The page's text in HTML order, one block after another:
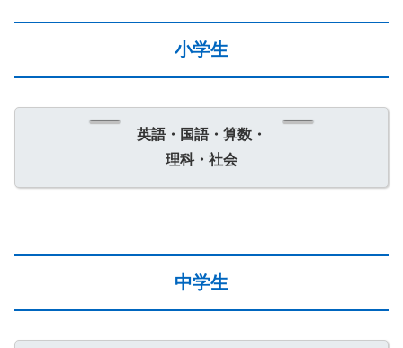
小学生
英語・国語・算数・
理科・社会
中学生